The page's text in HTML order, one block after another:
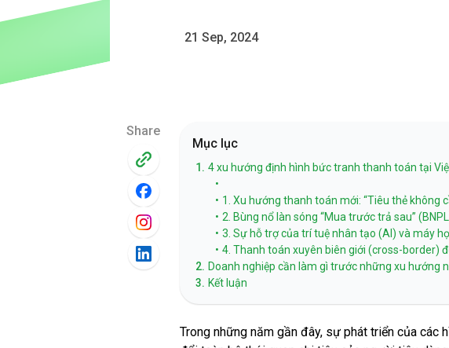
Hỗ trợ
21 Sep, 2024
Share
Mục lục
1. 4 xu hướng định hình bức tranh thanh toán tại
•
• 1. Xu hướng thanh toán mới: “Tiêu thẻ không
• 2. Bùng nổ làn sóng “Mua trước trả sau”
• 3. Sự hỗ trợ của trí tuệ nhân tạo (AI) và máy
• 4. Thanh toán xuyên biên giới (cross-border)
2. Doanh nghiệp cần làm gì trước những xu hướng
3. Kết luận
Trong những năm gần đây, sự phát triển của các